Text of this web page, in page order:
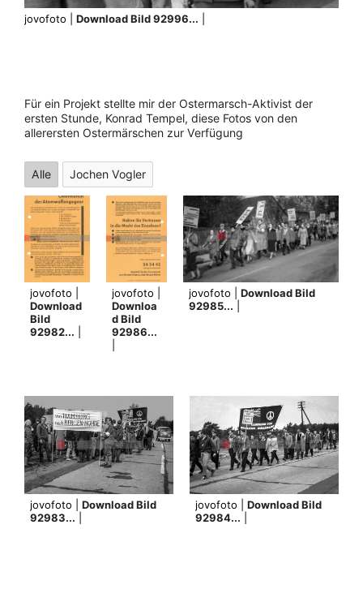
jovofoto | Download Bild 92996...
Für ein Projekt stellte mir der Ostermarsch-Aktivist der
ersten Stunde, Konrad Tempel, diese Fotos von den
allerersten Ostermärschen zur Verfügung
Alle Jochen Vogler
jovofoto |
Download
Bild
92982...
jovofoto |
Downloa
d Bild
92986...
jovofoto | Download Bild
92985...
jovofoto | Download Bild
92983...
jovofoto | Download Bild
92984...